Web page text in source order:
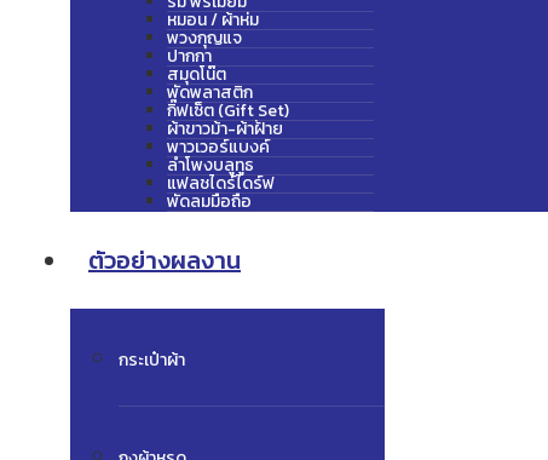
หมอน / ผ้าห่ม
พวงกุญแจ
ปากกา
สมุดโน๊ต
พัดพลาสติก
กิ๊ฟเซ็ต (Gift Set)
ผ้าขาวม้า-ผ้าฝ้าย
พาวเวอร์แบงค์
ลำโพงบลูทูธ
แฟลชไดร์ไดร์ฟ
พัดลมมือถือ
ตัวอย่างผลงาน
กระเป๋าผ้า